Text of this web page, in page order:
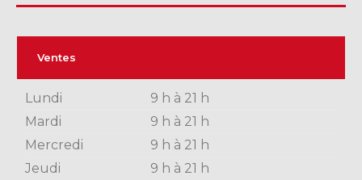
Ventes
Lundi
9 h à 21 h
Mardi
9 h à 21 h
Mercredi
9 h à 21 h
Jeudi
9 h à 21 h